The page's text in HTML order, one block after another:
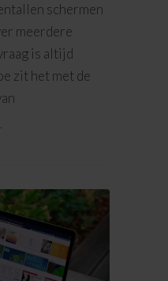
schermen
meerdere
is altijd
zit het met de